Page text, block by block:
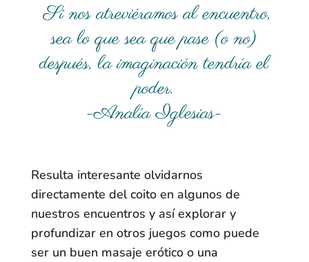
Si nos atreviéramos al encuentro,
sea lo que sea que pase (o no)
después, la imaginación tendría el
poder.
-Analía Iglesias-
Resulta interesante olvidarnos
directamente del coito en algunos de
nuestros encuentros y así explorar y
profundizar en otros juegos como puede
ser un buen masaje erótico o una